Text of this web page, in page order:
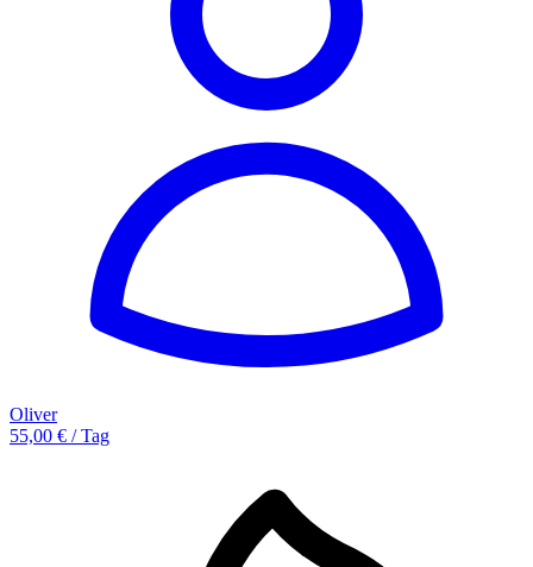
Oliver
55,00 € / Tag